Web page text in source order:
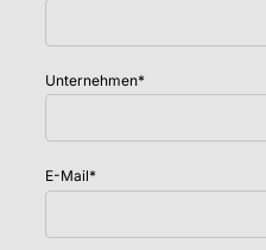
Unternehmen*
E-Mail*